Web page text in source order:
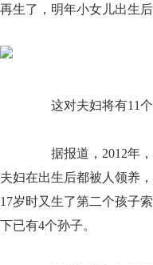
再生了，明年小女儿出生
这对夫妇将有11个
据报道，2012年，
夫妇在出生后都被人领养
17岁时又生了第二个孩子
下已有4个孙子。